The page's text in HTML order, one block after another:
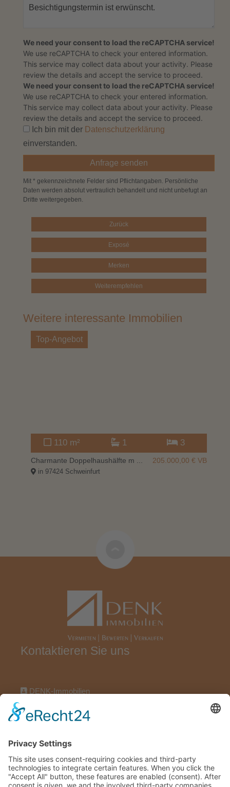
We need your consent to load the reCAPTCHA service!
We use reCAPTCHA to check your entered information.
This service may collect data about your activity. Please
review the details and accept the service to proceed.
We need your consent to load the reCAPTCHA service!
We use reCAPTCHA to check your entered information.
This service may collect data about your activity. Please
review the details and accept the service to proceed.
Ich bin mit der Datenschutzerklärung
einverstanden.
Mit * gekennzeichnete Felder sind Pflichtangaben. Persönliche
Daten werden absolut vertraulich behandelt und nicht unbefugt an
Dritte weitergegeben.
Zurück
Exposé
Merken
Weiterempfehlen
Weitere interessante Immobilien
Top-Angebot
110 m² 1 3
Charmante Doppelhaushälfte m ... € VB
205.000,00
in 97424 Schweinfurt
Kontaktieren Sie uns
DENK-Immobilien
09321922696